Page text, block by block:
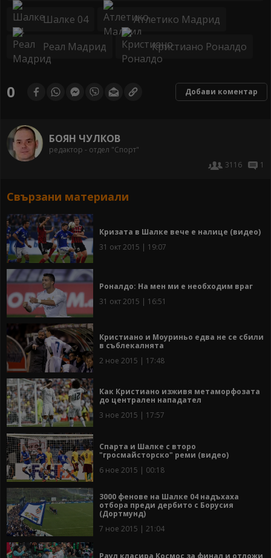
Шалке 04 Атлетико Мадрид
Реал Мадрид Кристиано Роналдо
0 Добави коментар
БОЯН ЧУЛКОВ
редактор - отдел "Спорт"
3116
1
Свързани материали
Кризата в Шалке вече е налице (видео)
31 окт 2015 | 19:07
Роналдо: На мен ми е необходим враг
31 окт 2015 | 16:51
Кристиано и Моуриньо едва не се сбили
в съблекалнята
2 ное 2015 | 17:48
Как Кристиано изживя метаморфозата
до централен нападател
3 ное 2015 | 17:57
Спарта и Шалке с второ
"гросмайсторско" реми (видео)
6 ное 2015 | 00:18
3000 фенове на Шалке 04 надъхаха
отбора преди дербито с Борусия
(Дортмунд)
7 ное 2015 | 21:04
Раул класира Космос за финал и отложи